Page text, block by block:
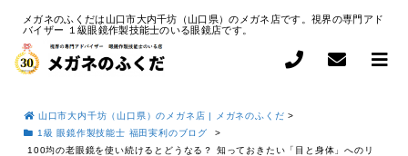
メガネのふくだは山口市大内千坊（山口県）のメガネ店です。視界の専門アド
バイザー １級眼鏡作製技能士のいる眼鏡店です。
山口市大内千坊（山口県）のメガネ店 | メガネのふくだ >
1級 眼鏡作製技能士 福田実利のブログ
>
100均の老眼鏡を使い続けるとどうなる？ 知っておきたい「目と身体」へのリ